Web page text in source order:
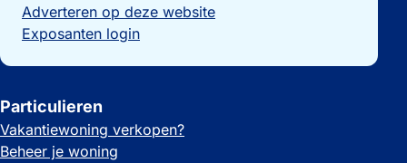
Adverteren op deze website
Exposanten login
Particulieren
Vakantiewoning verkopen?
Beheer je woning